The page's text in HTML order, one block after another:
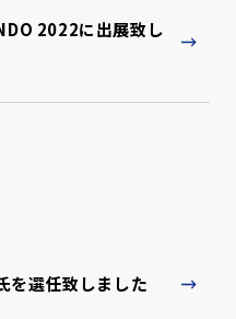
2022に出展致し
を選任致しました